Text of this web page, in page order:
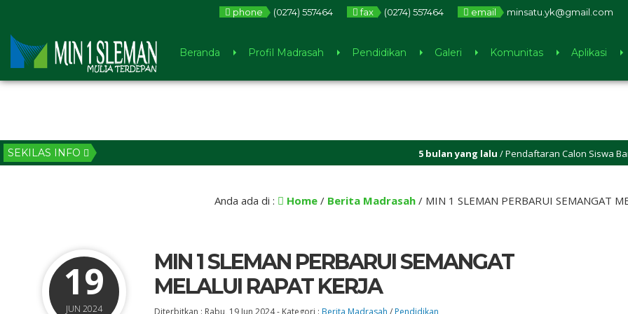
phone (0274) 557464 fax (0274) 557464 email minsatu.yk@gmail.com
Beranda Profil Madrasah Pendidikan Galeri Komunitas Aplikasi
SEKILAS INFO 5 bulan yang lalu/ Pendaftaran Calon Siswa Baru MIN
Anda ada di : Home / Berita Madrasah / MIN 1 SLEMAN PERBARUI SEMANGAT
19
JUN 2024
MIN 1 SLEMAN PERBARUI SEMANGAT
MELALUI RAPAT KERJA
Diterbitkan : Rabu, 19 Jun 2024- Kategori : Berita Madrasah / Pendidikan